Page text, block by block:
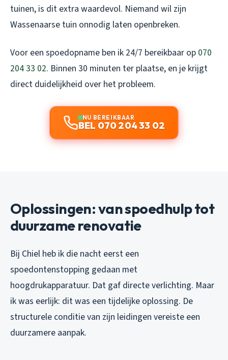
tuinen, is dit extra waardevol. Niemand wil zijn
Wassenaarse tuin onnodig laten openbreken.
Voor een spoedopname ben ik 24/7 bereikbaar op 070
204 33 02. Binnen 30 minuten ter plaatse, en je krijgt
direct duidelijkheid over het probleem.
NU BEREIKBAAR
BEL 070 204 33 02
Oplossingen: van spoedhulp tot
duurzame renovatie
Bij Chiel heb ik die nacht eerst een
spoedontenstopping gedaan met
hoogdrukapparatuur. Dat gaf directe verlichting. Maar
ik was eerlijk: dit was een tijdelijke oplossing. De
structurele conditie van zijn leidingen vereiste een
duurzamere aanpak.